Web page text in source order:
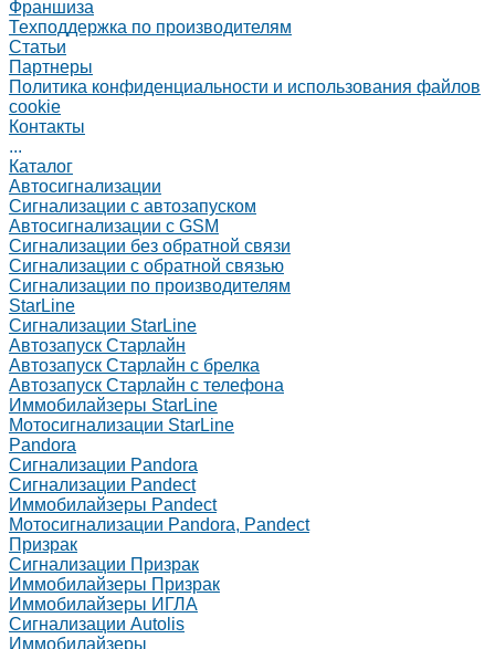
Франшиза
Техподдержка по производителям
Статьи
Партнеры
Политика конфиденциальности и использования файлов
cookie
Контакты
...
Каталог
Автосигнализации
Сигнализации с автозапуском
Автосигнализации с GSM
Сигнализации без обратной связи
Сигнализации с обратной связью
Сигнализации по производителям
StarLine
Сигнализации StarLine
Автозапуск Старлайн
Автозапуск Старлайн с брелка
Автозапуск Старлайн с телефона
Иммобилайзеры StarLine
Мотосигнализации StarLine
Pandora
Сигнализации Pandora
Сигнализации Pandect
Иммобилайзеры Pandect
Мотосигнализации Pandora, Pandect
Призрак
Сигнализации Призрак
Иммобилайзеры Призрак
Иммобилайзеры ИГЛА
Сигнализации Autolis
Иммобилайзеры